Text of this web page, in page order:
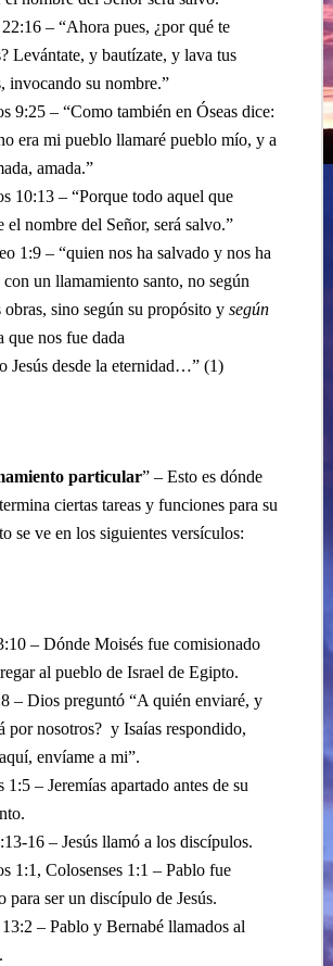
– “Ahora pues, ¿por qué te
Levántate, y bautízate, y lava tus
invocando su nombre.”
9:25 – “Como también en Óseas dice:
era mi pueblo llamaré pueblo mío, y a
amada.”
10:13 – “Porque todo aquel que
el nombre del Señor, será salvo.”
1:9 – “quien nos ha salvado y nos ha
un llamamiento santo, no según
obras, sino según su propósito y según
que nos fue dada
Jesús desde la eternidad…” (1)
particular” – Esto es dónde
ciertas tareas y funciones para su
se ve en los siguientes versículos:
– Dónde Moisés fue comisionado
al pueblo de Israel de Egipto.
– Dios preguntó “A quién enviaré, y
por nosotros? y Isaías respondido,
envíame a mi”.
1:5 – Jeremías apartado antes de su
16 – Jesús llamó a los discípulos.
1:1, Colosenses 1:1 – Pablo fue
para ser un discípulo de Jesús.
– Pablo y Bernabé llamados al